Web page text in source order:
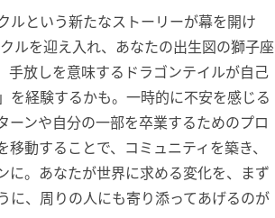
ルという新たなストーリーが幕を開け
ルを迎え入れ、あなたの出生図の獅子座
手放しを意味するドラゴンテイルが自己
を経験するかも。一時的に不安を感じる
ンや自分の一部を卒業するためのプロ
動することで、コミュニティを築き、
に。あなたが世界に求める変化を、まず
に、周りの人にも寄り添ってあげるのが